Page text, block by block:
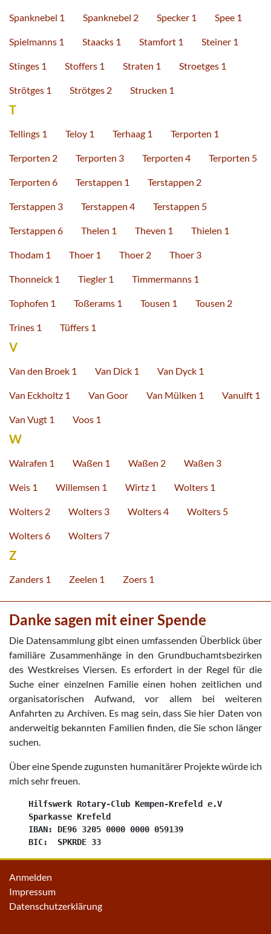
Spanknebel 1 Spanknebel 2 Specker 1 Spee 1
Spielmanns 1 Staacks 1 Stamfort 1 Steiner 1
Stinges 1 Stoffers 1 Straten 1 Stroetges 1
Strötges 1 Strötges 2 Strucken 1
T
Tellings 1 Teloy 1 Terhaag 1 Terporten 1
Terporten 2 Terporten 3 Terporten 4 Terporten 5
Terporten 6 Terstappen 1 Terstappen 2
Terstappen 3 Terstappen 4 Terstappen 5
Terstappen 6 Thelen 1 Theven 1 Thielen 1
Thodam 1 Thoer 1 Thoer 2 Thoer 3
Thonneick 1 Tiegler 1 Timmermanns 1
Tophofen 1 Toßerams 1 Tousen 1 Tousen 2
Trines 1 Tüffers 1
V
Van den Broek 1 Van Dick 1 Van Dyck 1
Van Eckholtz 1 Van Goor Van Mülken 1 Vanulft 1
Van Vugt 1 Voos 1
W
Walrafen 1 Waßen 1 Waßen 2 Waßen 3
Weis 1 Willemsen 1 Wirtz 1 Wolters 1
Wolters 2 Wolters 3 Wolters 4 Wolters 5
Wolters 6 Wolters 7
Z
Zanders 1 Zeelen 1 Zoers 1
Danke sagen mit einer Spende
Die Datensammlung gibt einen umfassenden Überblick über
familiäre Zusammenhänge in den Grundbuchamtsbezirken
des Westkreises Viersen. Es erfordert in der Regel für die
Suche einer einzelnen Familie einen hohen zeitlichen und
organisatorischen Aufwand, vor allem bei weiteren
Anfahrten zu Archiven. Es mag sein, dass Sie hier Daten von
anderweitig bekannten Familien finden, die Sie schon länger
suchen.
Über eine Spende zugunsten humanitärer Projekte würde ich
mich sehr freuen.
    Hilfswerk Rotary-Club Kempen-Krefeld e.V
    Sparkasse Krefeld
    IBAN: DE96 3205 0000 0000 059139
Anmelden
Impressum
Datenschutzerklärung